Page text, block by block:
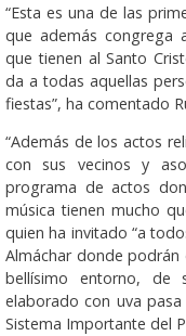
“Esta es una de las
que además congrega
que tienen al Santo
da a todas aquellas
fiestas”, ha comentado
“Además de los actos
con sus vecinos y
programa de actos
música tienen mucho
quien ha invitado “a
Almáchar donde
bellísimo entorno,
elaborado con uva
Sistema Importante del